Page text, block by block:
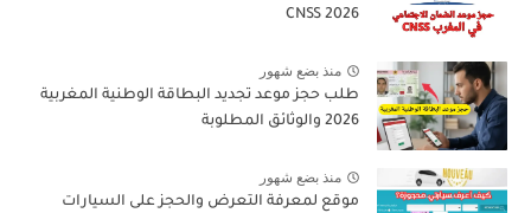
CNSS 2026
منذ بضع شهور
طلب حجز موعد تجديد البطاقة الوطنية المغربية
2026 والوثائق المطلوبة
منذ بضع شهور
موقع لمعرفة التعرض والحجز على السيارات